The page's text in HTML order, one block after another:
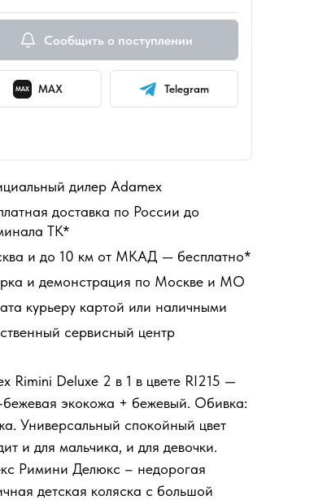
Сообщить о поступлении
MAX MAX Telegram
дилер Adamex
доставка по России до
ТК*
и до 10 км от МКАД — бесплатно*
и демонстрация по Москве и МО
курьеру картой или наличными
сервисный центр
Rimini Deluxe 2 в 1 в цвете RI215 —
экокожа + бежевый. Обивка:
Универсальный спокойный цвет
и для мальчика, и для девочки.
Римини Делюкс – недорогая
детская коляска с большой